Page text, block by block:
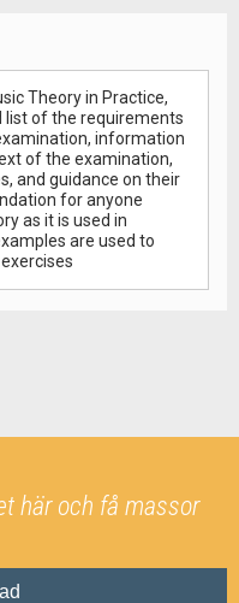
Theory in Practice,
list of the requirements
information
of the examination,
and guidance on their
for anyone
as it is used in
are used to
här och få massor